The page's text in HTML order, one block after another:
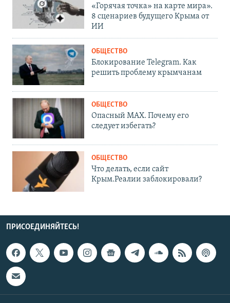
«Горячая точка» на карте мира».
8 сценариев будущего Крыма от
ИИ
ОБЩЕСТВО
Блокирование Telegram. Как
решить проблему крымчанам
ОБЩЕСТВО
Опасный MAX. Почему его
следует избегать?
ОБЩЕСТВО
Что делать, если сайт
Крым.Реалии заблокировали?
ПРИСОЕДИНЯЙТЕСЬ!